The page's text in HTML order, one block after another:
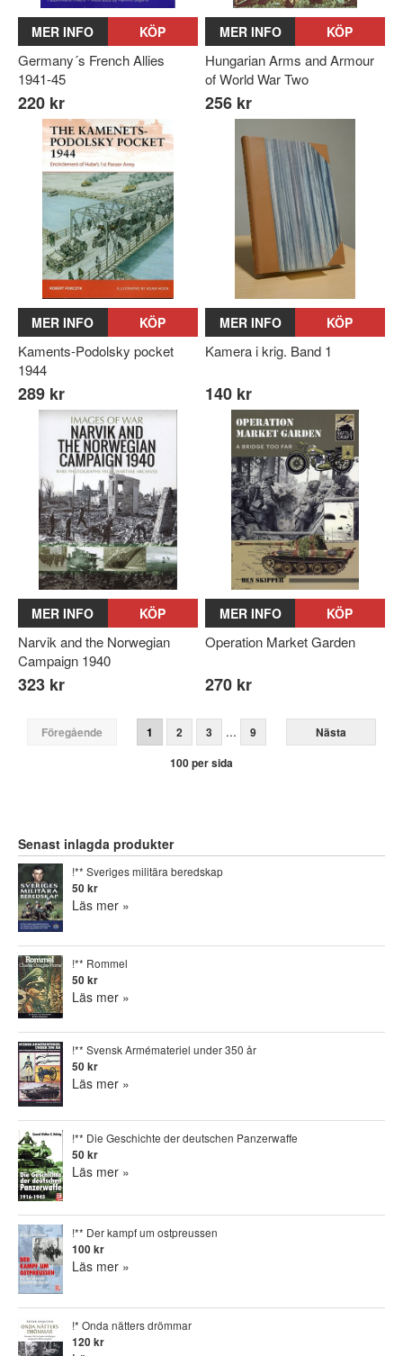
MER INFO KÖP
Germany´s French Allies
1941-45
220 kr
MER INFO KÖP
Hungarian Arms and Armour
of World War Two
256 kr
MER INFO KÖP
Kaments-Podolsky pocket
1944
289 kr
MER INFO KÖP
Kamera i krig. Band 1
140 kr
MER INFO KÖP
Narvik and the Norwegian
Campaign 1940
323 kr
MER INFO KÖP
Operation Market Garden
270 kr
Föregående 1 2 3 ... 9
Nästa
100 per sida
Senast inlagda produkter
!** Sveriges militära beredskap
50 kr
Läs mer »
!** Rommel
50 kr
Läs mer »
!** Svensk Armémateriel under 350 år
50 kr
Läs mer »
!** Die Geschichte der deutschen Panzerwaffe
50 kr
Läs mer »
!** Der kampf um ostpreussen
100 kr
Läs mer »
!* Onda nätters drömmar
120 kr